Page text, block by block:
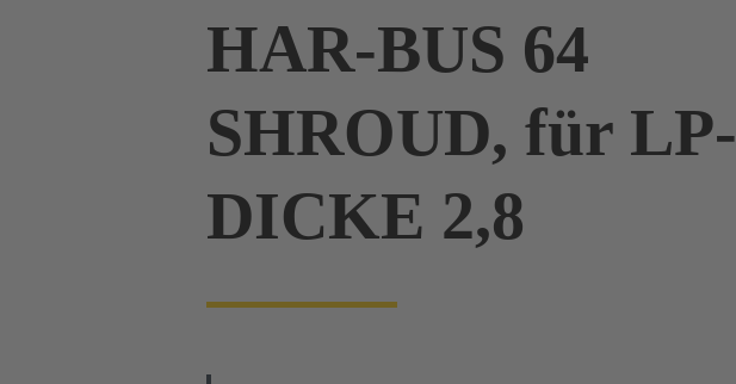
HAR-BUS 64
SHROUD, für LP-
DICKE 2,8